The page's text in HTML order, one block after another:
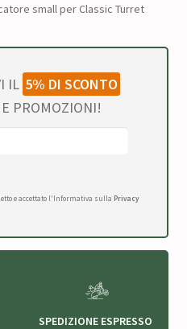
small per Classic Turret
IL 5% DI SCONTO
PROMOZIONI!
e accettato l'Informativa sulla Privacy
SPEDIZIONE ESPRESSO